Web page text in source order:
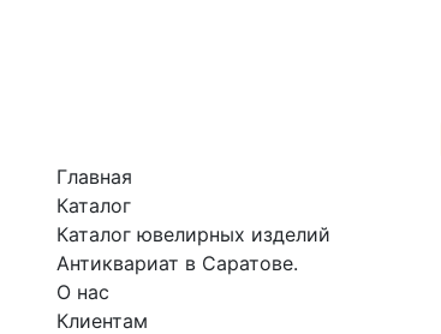
Главная
Каталог
Каталог ювелирных изделий
Антиквариат в Саратове.
О нас
Клиентам